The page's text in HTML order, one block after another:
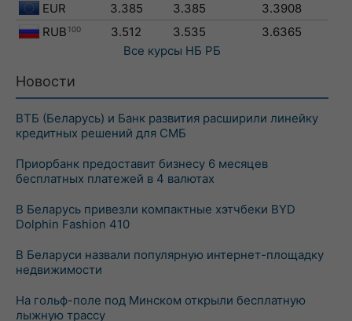
EUR
3.385 3.385
3.3908
RUB 100 3.512 3.535
3.6365
Все курсы НБ РБ
Новости
ВТБ (Беларусь) и Банк развития расширили линейку
кредитных решений для СМБ
Приорбанк предоставит бизнесу 6 месяцев
бесплатных платежей в 4 валютах
В Беларусь привезли компактные хэтчбеки BYD
Dolphin Fashion 410
В Беларуси назвали популярную интернет-площадку
недвижимости
На гольф-поле под Минском открыли бесплатную
лыжную трассу